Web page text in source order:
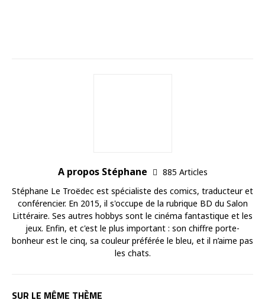
A propos Stéphane
885 Articles
Stéphane Le Troëdec est spécialiste des comics, traducteur et
conférencier. En 2015, il s'occupe de la rubrique BD du Salon
Littéraire. Ses autres hobbys sont le cinéma fantastique et les
jeux. Enfin, et c'est le plus important : son chiffre porte-
bonheur est le cinq, sa couleur préférée le bleu, et il n’aime pas
les chats.
SUR LE MÊME THÈME